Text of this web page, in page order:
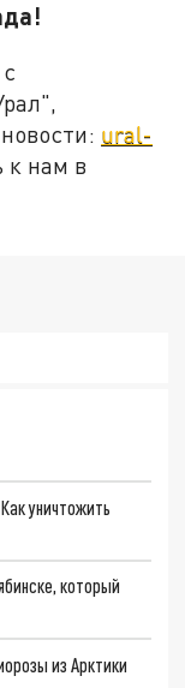
ural-
к нам в
уничтожить
который
из Арктики